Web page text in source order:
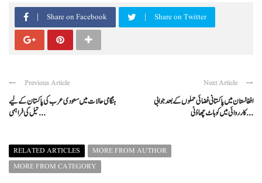
Share on Facebook Share on Twitter
Previous Article
ہنگامی حالات میں سعودی عرب کی پاکستان کے لیے
تیل کی فراہمی ...
Next Article
افغانستان میں پاکستانی فضائی حملوں کے بعد جوابی
کارروائی میں کوہاٹ چھاؤنی ...
RELATED ARTICLES
MORE FROM AUTHOR
MORE FROM CATEGORY